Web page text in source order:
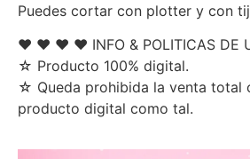
Puedes cortar con plotter y con
♥ ♥ ♥ ♥ INFO & POLITICAS
☆ Producto 100% digital.
☆ Queda prohibida la venta total
producto digital como tal.